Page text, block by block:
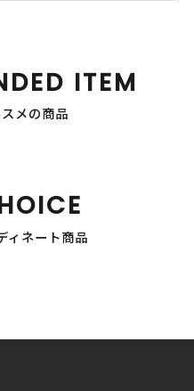
ITEM
メの商品
ィネート商品